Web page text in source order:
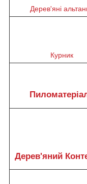
Дерев'яні
Курник
Дерев'яний